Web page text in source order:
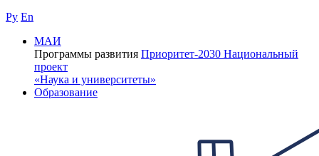
Ру En
МАИ
Программы развития Приоритет-2030 Национальный
проект
«Наука и университеты»
Образование